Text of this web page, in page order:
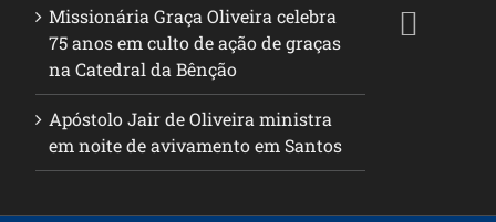
Missionária Graça Oliveira celebra
75 anos em culto de ação de graças
na Catedral da Bênção
Apóstolo Jair de Oliveira ministra
em noite de avivamento em Santos